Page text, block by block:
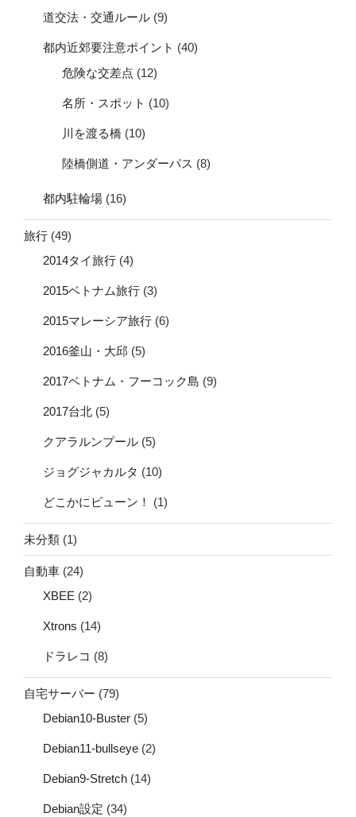
道交法・交通ルール (9)
都内近郊要注意ポイント (40)
危険な交差点 (12)
名所・スポット (10)
川を渡る橋 (10)
陸橋側道・アンダーパス (8)
都内駐輪場 (16)
旅行 (49)
2014タイ旅行 (4)
2015ベトナム旅行 (3)
2015マレーシア旅行 (6)
2016釜山・大邱 (5)
2017ベトナム・フーコック島 (9)
2017台北 (5)
クアラルンプール (5)
ジョグジャカルタ (10)
どこかにビューン！ (1)
未分類 (1)
自動車 (24)
XBEE (2)
Xtrons (14)
ドラレコ (8)
自宅サーバー (79)
Debian10-Buster (5)
Debian11-bullseye (2)
Debian9-Stretch (14)
Debian設定 (34)